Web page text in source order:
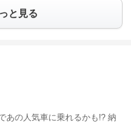
と見る
あの人気車に乗れるかも!? 納